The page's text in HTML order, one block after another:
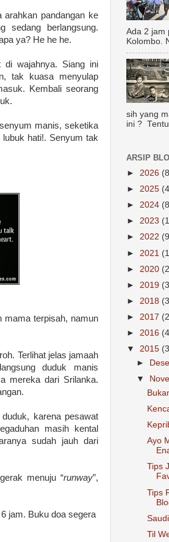
pandangan ke
sedang berlangsung.
ya? He he he.
di wajahnya. Siang ini
tak kuasa menyulap
Kembali seorang
manis, seketika
hati!. Senyum tak
mama terpisah, namun
Terlihat jelas jamaah
duduk manis
mereka dari Srilanka.
karena pesawat
masih kental
sudah jauh dari
menuju “runway”,
jam. Buku doa segera
Ada 2 jam
Kolombo.
sih yang
ini ? Tentu
ARSIP
► 2026
► 2025
► 2024
► 2023
► 2022
► 2021
► 2020
► 2019
► 2018
► 2017
► 2016
▼ 2015
►
▼
Ayo
Tips
Tips
Til